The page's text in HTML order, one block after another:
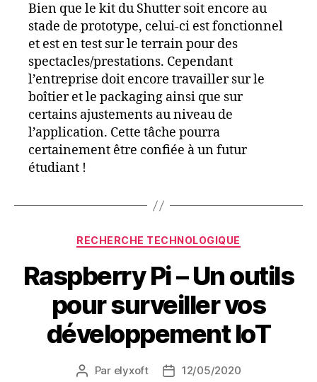
Bien que le kit du Shutter soit encore au
stade de prototype, celui-ci est fonctionnel
et est en test sur le terrain pour des
spectacles/prestations. Cependant
l’entreprise doit encore travailler sur le
boîtier et le packaging ainsi que sur
certains ajustements au niveau de
l’application. Cette tâche pourra
certainement être confiée à un futur
étudiant !
Catégories
RECHERCHE TECHNOLOGIQUE
Raspberry Pi – Un outils
pour surveiller vos
développement IoT
Auteur
Par elyxoft
Date12/05/2020